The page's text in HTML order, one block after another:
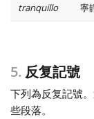
tranquillo 寧
5. 反复記號
下列為反复記號
些段落。